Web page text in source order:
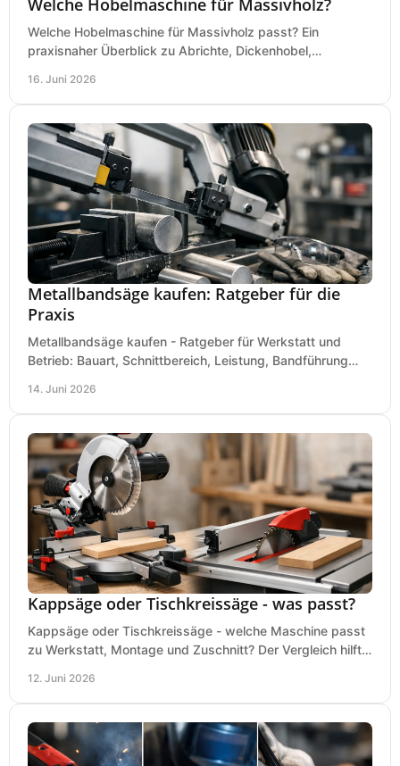
Welche Hobelmaschine für Massivholz passt? Ein
praxisnaher Überblick zu Abrichte, Dickenhobel,
16. Juni 2026
Metallbandsäge kaufen: Ratgeber für die
Praxis
Metallbandsäge kaufen - Ratgeber für Werkstatt und
Betrieb: Bauart, Schnittbereich, Leistung, Bandführung
14. Juni 2026
Kappsäge oder Tischkreissäge - was passt?
Kappsäge oder Tischkreissäge - welche Maschine passt
zu Werkstatt, Montage und Zuschnitt? Der Vergleich hilft
12. Juni 2026